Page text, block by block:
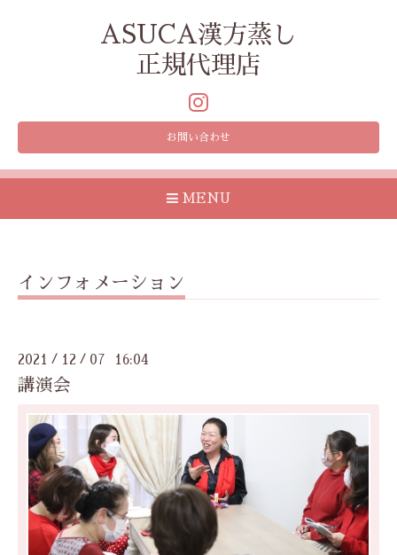
ASUCA漢方蒸し
正規代理店
お問い合わせ
MENU
インフォメーション
2021 / 12 / 07 16:04
講演会